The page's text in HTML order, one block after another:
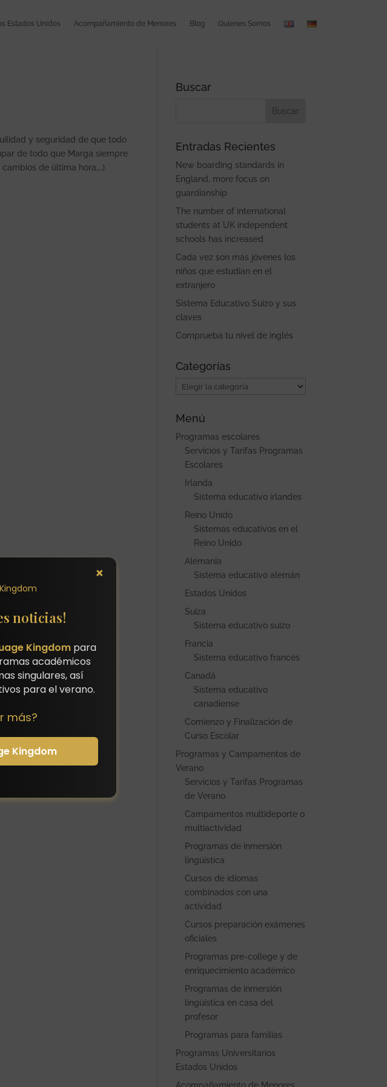
Estados Unidos Acompañamiento de Menores Blog Quienes Somos
y seguridad de que todo
de todo que Marga siempre
de última hora,…).
Buscar
Entradas Recientes
New boarding standards in
England, more focus on
guardianship
The number of international
students at UK independent
schools has increased
Cada vez son más jóvenes los
niños que estudian en el
extranjero
Sistema Educativo Suizo y sus
claves
Comprueba tu nivel de inglés
Categorías
Categorías
Menú
Programas escolares
Servicios y Tarifas Programas
Escolares
Irlanda
Sistema educativo irlandes
Reino Unido
Sistemas educativos en el
Reino Unido
Alemania
Sistema educativo alemán
Estados Unidos
Suiza
Sistema educativo suizo
Francia
Sistema educativo francés
Canadá
Sistema educativo
canadiense
Comienzo y Finalización de
Curso Escolar
Programas y Campamentos de
Verano
Servicios y Tarifas Programas
de Verano
Campamentos multideporte o
multiactividad
Programas de inmersión
lingüística
Cursos de idiomas
combinados con una
actividad
Cursos preparación exámenes
oficiales
Programas pre-college y de
enriquecimiento académico
Programas de inmersión
lingüística en casa del
profesor
Programas para familias
Programas Universitarios
Estados Unidos
×
noticias!
Kingdom para
académicos
singulares, así
para el verano.
más?
Kingdom